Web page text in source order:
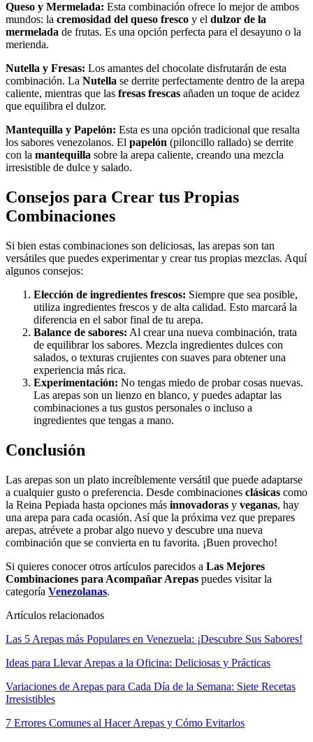
Queso y Mermelada: Esta combinación ofrece lo mejor de ambos
mundos: la cremosidad del queso fresco y el dulzor de la
mermelada de frutas. Es una opción perfecta para el desayuno o la
merienda.
Nutella y Fresas: Los amantes del chocolate disfrutarán de esta
combinación. La Nutella se derrite perfectamente dentro de la arepa
caliente, mientras que las fresas frescas añaden un toque de acidez
que equilibra el dulzor.
Mantequilla y Papelón: Esta es una opción tradicional que resalta
los sabores venezolanos. El papelón (piloncillo rallado) se derrite
con la mantequilla sobre la arepa caliente, creando una mezcla
irresistible de dulce y salado.
Consejos para Crear tus Propias
Combinaciones
Si bien estas combinaciones son deliciosas, las arepas son tan
versátiles que puedes experimentar y crear tus propias mezclas. Aquí
algunos consejos:
Elección de ingredientes frescos: Siempre que sea posible,
utiliza ingredientes frescos y de alta calidad. Esto marcará la
diferencia en el sabor final de tu arepa.
Balance de sabores: Al crear una nueva combinación, trata
de equilibrar los sabores. Mezcla ingredientes dulces con
salados, o texturas crujientes con suaves para obtener una
experiencia más rica.
Experimentación: No tengas miedo de probar cosas nuevas.
Las arepas son un lienzo en blanco, y puedes adaptar las
combinaciones a tus gustos personales o incluso a
ingredientes que tengas a mano.
Conclusión
Las arepas son un plato increíblemente versátil que puede adaptarse
a cualquier gusto o preferencia. Desde combinaciones clásicas como
la Reina Pepiada hasta opciones más innovadoras y veganas, hay
una arepa para cada ocasión. Así que la próxima vez que prepares
arepas, atrévete a probar algo nuevo y descubre una nueva
combinación que se convierta en tu favorita. ¡Buen provecho!
Si quieres conocer otros artículos parecidos a Las Mejores
Combinaciones para Acompañar Arepas puedes visitar la
categoría Venezolanas.
Artículos relacionados
Las 5 Arepas más Populares en Venezuela: ¡Descubre Sus Sabores!
Ideas para Llevar Arepas a la Oficina: Deliciosas y Prácticas
Variaciones de Arepas para Cada Día de la Semana: Siete Recetas
Irresistibles
7 Errores Comunes al Hacer Arepas y Cómo Evitarlos